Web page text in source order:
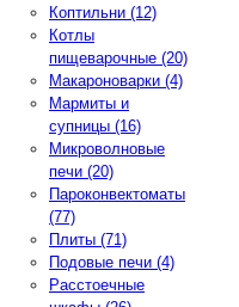
Коптильни (12)
Котлы
пищеварочные (20)
Макароноварки (4)
Мармиты и
супницы (16)
Микроволновые
печи (20)
Пароконвектоматы
(77)
Плиты (71)
Подовые печи (4)
Расстоечные